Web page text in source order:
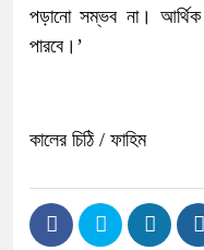
পড়ানো সম্ভব না। আর্থিক
পারবে।’
কালের চিঠি / ফাহিম